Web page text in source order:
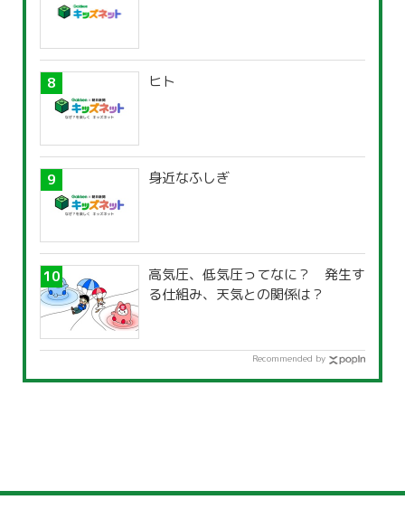
ヒト
身近なふしぎ
高気圧、低気圧ってなに？ 発生す
る仕組み、天気との関係は？
Recommended by